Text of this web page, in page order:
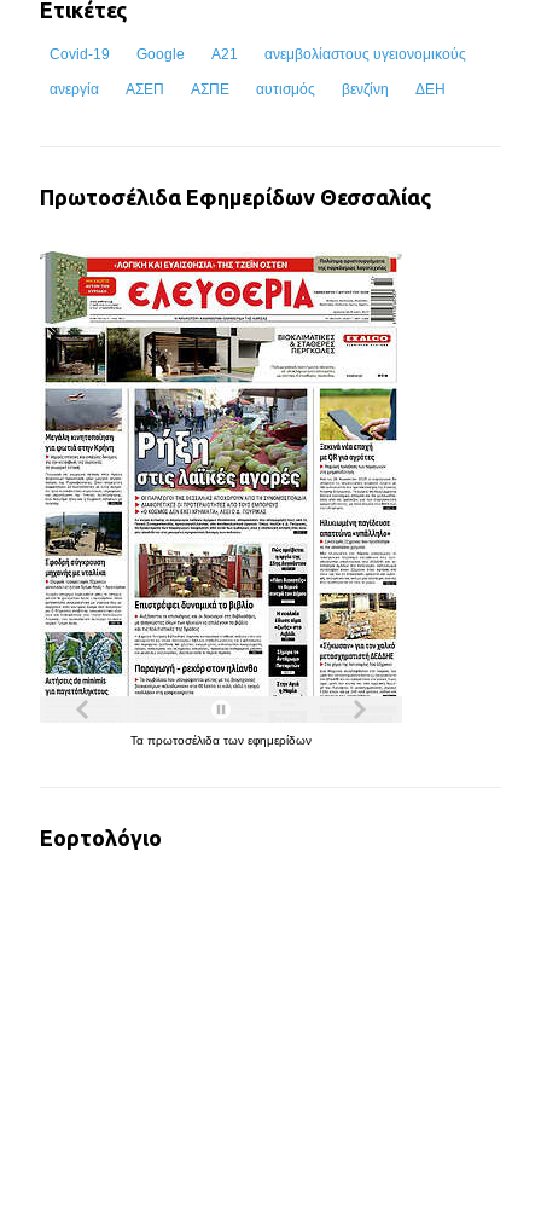
Ετικέτες
Covid-19 Google Α21 ανεμβολίαστους υγειονομικούς
ανεργία ΑΣΕΠ ΑΣΠΕ αυτισμός βενζίνη ΔΕΗ
Πρωτοσέλιδα Εφημερίδων Θεσσαλίας
Τα πρωτοσέλιδα των εφημερίδων
Εορτολόγιο